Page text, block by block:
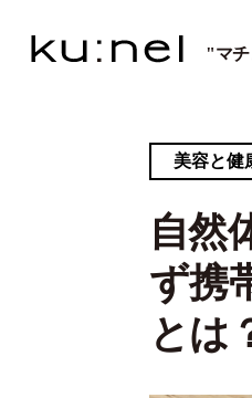
"マチ
美容と健
自然
ず携
とは